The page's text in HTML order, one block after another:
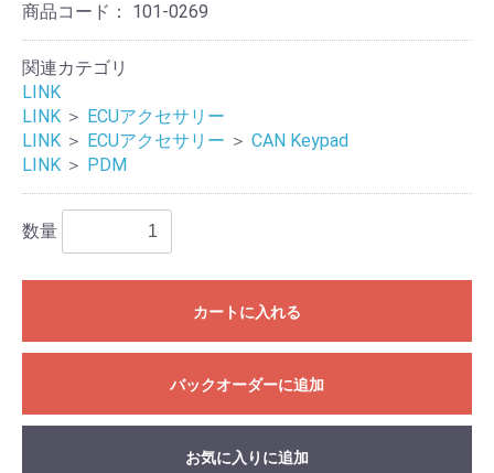
商品コード： 101-0269
関連カテゴリ
LINK
LINK ＞ ECUアクセサリー
LINK ＞ ECUアクセサリー ＞ CAN Keypad
LINK ＞ PDM
数量
カートに入れる
バックオーダーに追加
お気に入りに追加